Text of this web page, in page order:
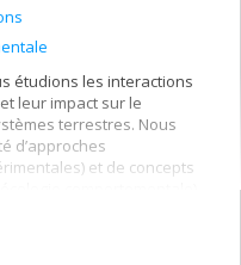
étudions les interactions
leur impact sur le
terrestres. Nous
d’approches
et de concepts
fondamentales et
et microbienne. Un pan
à mieux